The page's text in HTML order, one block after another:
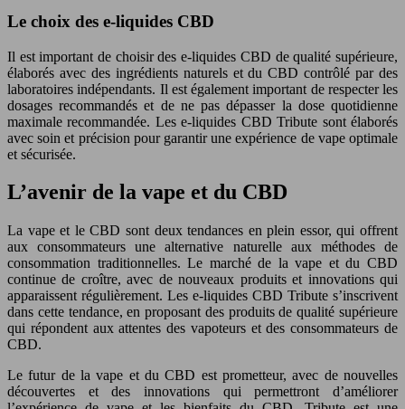
Le choix des e-liquides CBD
Il est important de choisir des e-liquides CBD de qualité supérieure,
élaborés avec des ingrédients naturels et du CBD contrôlé par des
laboratoires indépendants. Il est également important de respecter les
dosages recommandés et de ne pas dépasser la dose quotidienne
maximale recommandée. Les e-liquides CBD Tribute sont élaborés
avec soin et précision pour garantir une expérience de vape optimale
et sécurisée.
L’avenir de la vape et du CBD
La vape et le CBD sont deux tendances en plein essor, qui offrent
aux consommateurs une alternative naturelle aux méthodes de
consommation traditionnelles. Le marché de la vape et du CBD
continue de croître, avec de nouveaux produits et innovations qui
apparaissent régulièrement. Les e-liquides CBD Tribute s’inscrivent
dans cette tendance, en proposant des produits de qualité supérieure
qui répondent aux attentes des vapoteurs et des consommateurs de
CBD.
Le futur de la vape et du CBD est prometteur, avec de nouvelles
découvertes et des innovations qui permettront d’améliorer